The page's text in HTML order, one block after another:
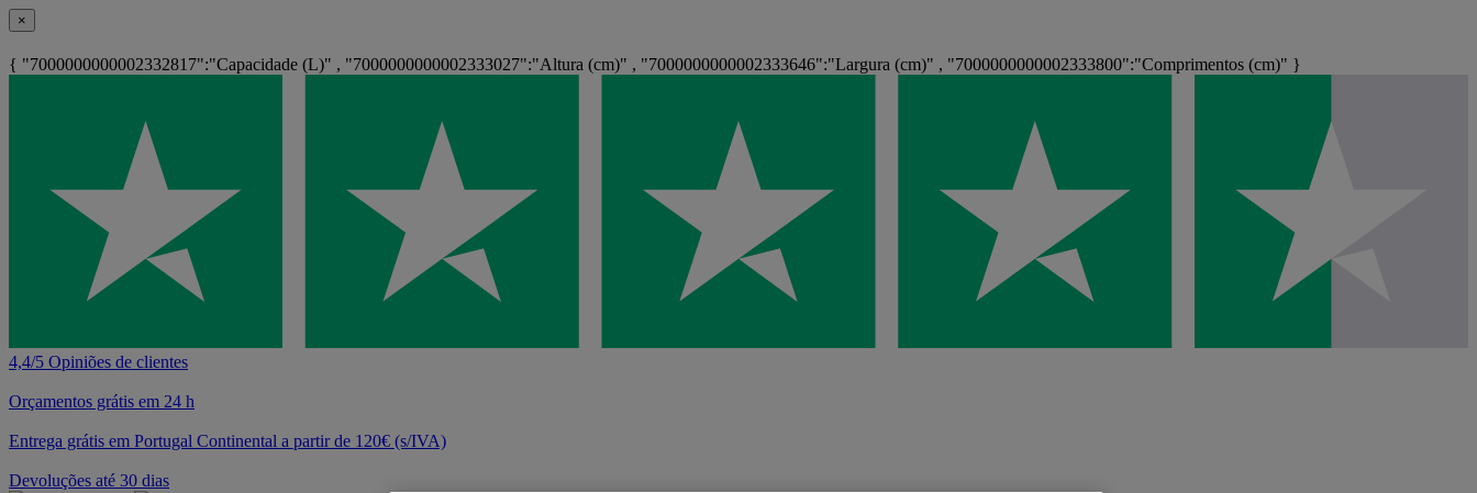
×
{ "7000000000002332817":"Capacidade (L)" , "7000000000002333027":"Altura (cm)" , "7000000000002333646":"Largura (cm)" , "7000000000002333800":"Comprimentos (cm)" }
4,4/5 Opiniões de clientes
Orçamentos grátis em 24 h
Entrega grátis em Portugal Continental a partir de 120€ (s/IVA)
Devoluções até 30 dias